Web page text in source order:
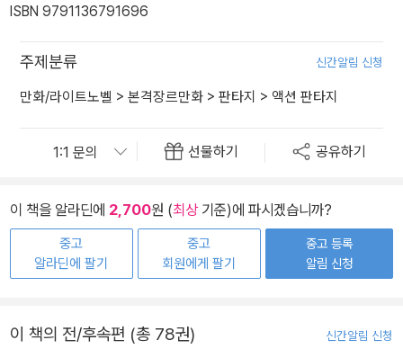
ISBN 9791136791696
주제분류 신간알림 신청
만화/라이트노벨 > 본격장르만화 > 판타지 > 액션 판타지
선물하기 공유하기
이 책을 알라딘에 2,700원 (최상기준)에 파시겠습니까?
중고
알라딘에 팔기
중고
회원에게 팔기
중고 등록
알림 신청
이 책의 전/후속편 (총 78권) 신간알림 신청